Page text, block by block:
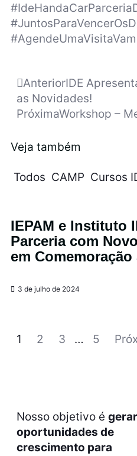
AnteriorIDE
as Novidades!
PróximaWorkshop –
Veja também
Todos CAMP Cursos
IEPAM e Instituto
Parceria com
em
3 de julho de 2024
1 2 3 … 5
Nosso objetivo é gerar
oportunidades de
crescimento para